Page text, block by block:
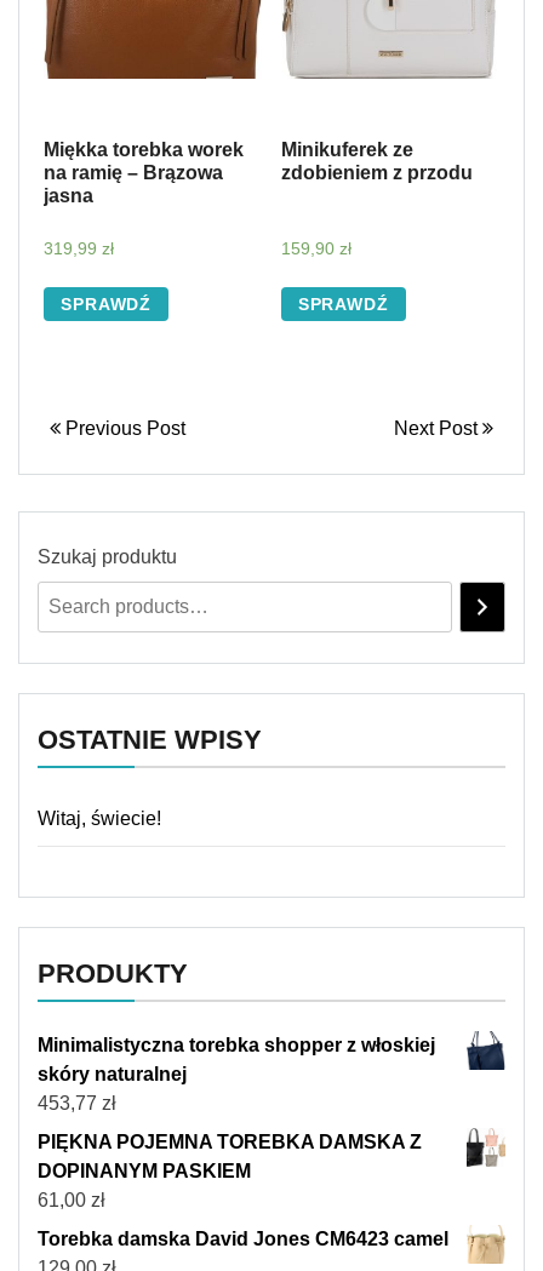
Miękka torebka worek
na ramię – Brązowa
jasna
319,99 zł
SPRAWDŹ
Minikuferek ze
zdobieniem z przodu
159,90 zł
SPRAWDŹ
Previous Post Next Post
Szukaj produktu
OSTATNIE WPISY
Witaj, świecie!
PRODUKTY
Minimalistyczna torebka shopper z włoskiej
skóry naturalnej
453,77 zł
PIĘKNA POJEMNA TOREBKA DAMSKA Z
DOPINANYM PASKIEM
61,00 zł
Torebka damska David Jones CM6423 camel